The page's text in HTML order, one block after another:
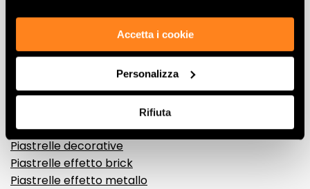
Accetta i cookie
Personalizza
Rifiuta
Gres porcellanato effetto marmo
Gres porcellanato effetto legno
Gres porcellanato effetto pietra
Gres porcellanato effetto resina e cemento
Piastrelle 3D
Piastrelle decorative
Piastrelle effetto brick
Piastrelle effetto metallo